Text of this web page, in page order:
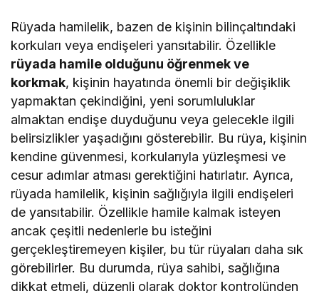
Rüyada hamilelik, bazen de kişinin bilinçaltındaki
korkuları veya endişeleri yansıtabilir. Özellikle
rüyada hamile olduğunu öğrenmek ve
korkmak, kişinin hayatında önemli bir değişiklik
yapmaktan çekindiğini, yeni sorumluluklar
almaktan endişe duyduğunu veya gelecekle ilgili
belirsizlikler yaşadığını gösterebilir. Bu rüya, kişinin
kendine güvenmesi, korkularıyla yüzleşmesi ve
cesur adımlar atması gerektiğini hatırlatır. Ayrıca,
rüyada hamilelik, kişinin sağlığıyla ilgili endişeleri
de yansıtabilir. Özellikle hamile kalmak isteyen
ancak çeşitli nedenlerle bu isteğini
gerçekleştiremeyen kişiler, bu tür rüyaları daha sık
görebilirler. Bu durumda, rüya sahibi, sağlığına
dikkat etmeli, düzenli olarak doktor kontrolünden